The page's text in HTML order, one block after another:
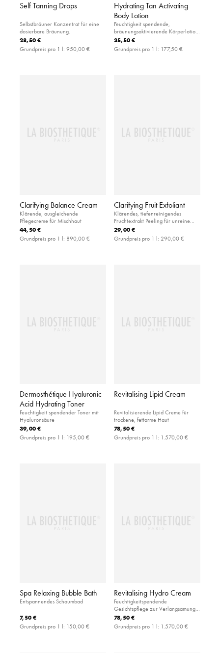
Self Tanning Drops
Selbstbräuner Konzentrat für eine
dosierbare Bräunung.
28,50 €
Grundpreis pro 1 l: 950,00 €
Hydrating Tan Activating
Body Lotion
Feuchtigkeit spendende,
bräunungsaktivierende Körperlotion
zur Vorbereitung auf die Sonne
35,50 €
Grundpreis pro 1 l: 177,50 €
Clarifying Balance Cream
Klärende, ausgleichende
Pflegecreme für Mischhaut
44,50 €
Grundpreis pro 1 l: 890,00 €
Clarifying Fruit Exfoliant
Klärendes, tiefenreinigendes
Fruchtextrakt Peeling für unreine
Gesichtshaut
29,00 €
Grundpreis pro 1 l: 290,00 €
Dermosthétique Hyaluronic
Acid Hydrating Toner
Feuchtigkeit spendender Toner mit
Hyaluronsäure
39,00 €
Grundpreis pro 1 l: 195,00 €
Revitalising Lipid Cream
Revitalisierende Lipid Creme für
trockene, fettarme Haut
78,50 €
Grundpreis pro 1 l: 1.570,00 €
Spa Relaxing Bubble Bath
Entspannendes Schaumbad
7,50 €
Grundpreis pro 1 l: 150,00 €
Revitalising Hydro Cream
Feuchtigkeitspendende
Gesichtspflege zur Verlangsamung
der Hautalterung
78,50 €
Grundpreis pro 1 l: 1.570,00 €